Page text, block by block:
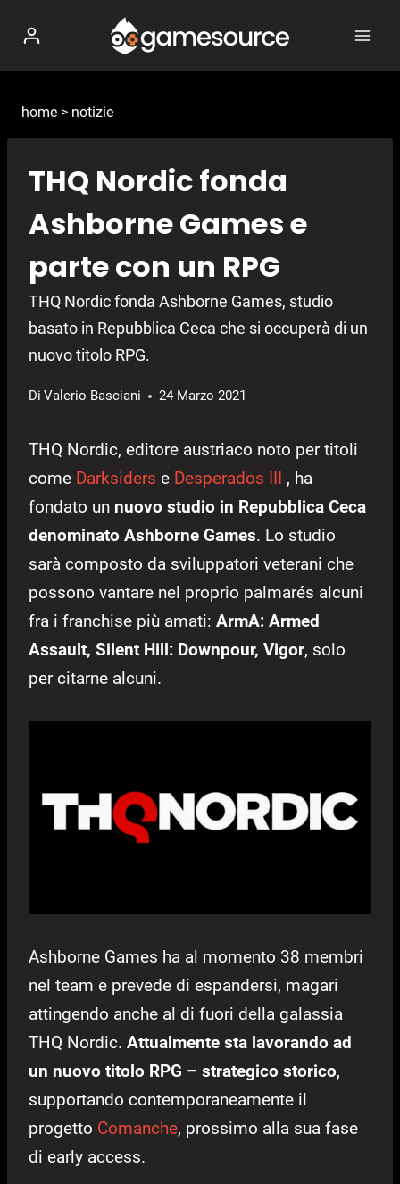
contenuto
home > notizie
THQ Nordic fonda
Ashborne Games e
parte con un RPG
THQ Nordic fonda Ashborne Games, studio
basato in Repubblica Ceca che si occuperà di un
nuovo titolo RPG.
Di Valerio Basciani 24 Marzo 2021
THQ Nordic, editore austriaco noto per titoli
come Darksiders e Desperados III , ha
fondato un nuovo studio in Repubblica Ceca
denominato Ashborne Games. Lo studio
sarà composto da sviluppatori veterani che
possono vantare nel proprio palmarés alcuni
fra i franchise più amati: ArmA: Armed
Assault, Silent Hill: Downpour, Vigor, solo
per citarne alcuni.
Ashborne Games ha al momento 38 membri
nel team e prevede di espandersi, magari
attingendo anche al di fuori della galassia
THQ Nordic. Attualmente sta lavorando ad
un nuovo titolo RPG – strategico storico,
supportando contemporaneamente il
progetto Comanche, prossimo alla sua fase
di early access.